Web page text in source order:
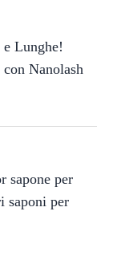
Lunghe!
Nanolash
sapone per
saponi per